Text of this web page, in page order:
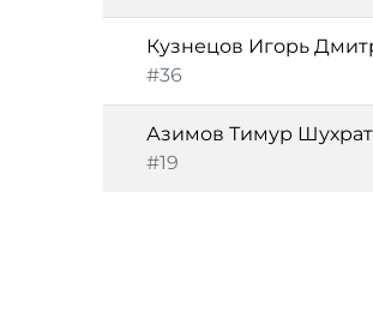
Кузнецов Игорь
#36
Азимов Тимур
#19